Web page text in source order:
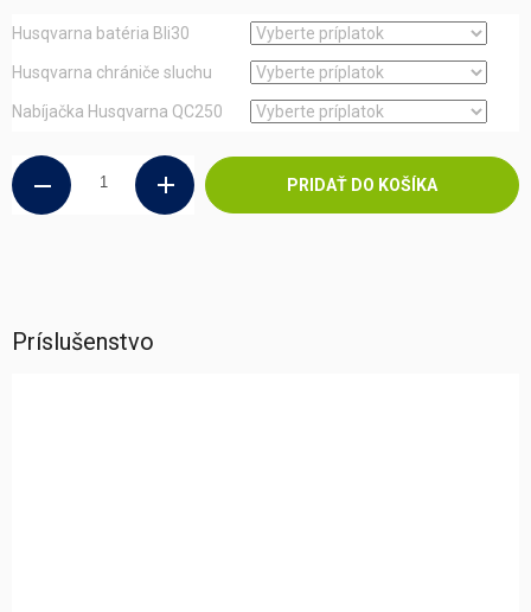
cena:
Husqvarna batéria Bli30
Husqvarna chrániče sluchu
Nabíjačka Husqvarna QC250
PRIDAŤ DO KOŠÍKA
Príslušenstvo